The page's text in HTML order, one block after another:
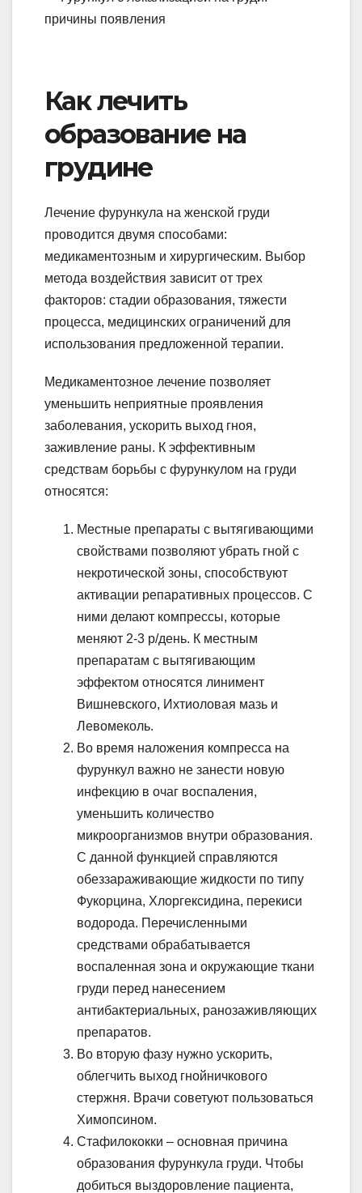
Как лечить
образование на
грудине
Лечение фурункула на женской груди
проводится двумя способами:
медикаментозным и хирургическим. Выбор
метода воздействия зависит от трех
факторов: стадии образования, тяжести
процесса, медицинских ограничений для
использования предложенной терапии.
Медикаментозное лечение позволяет
уменьшить неприятные проявления
заболевания, ускорить выход гноя,
заживление раны. К эффективным
средствам борьбы с фурункулом на груди
относятся:
Местные препараты с вытягивающими
свойствами позволяют убрать гной с
некротической зоны, способствуют
активации репаративных процессов. С
ними делают компрессы, которые
меняют 2-3 р/день. К местным
препаратам с вытягивающим
эффектом относятся линимент
Вишневского, Ихтиоловая мазь и
Левомеколь.
Во время наложения компресса на
фурункул важно не занести новую
инфекцию в очаг воспаления,
уменьшить количество
микроорганизмов внутри образования.
С данной функцией справляются
обеззараживающие жидкости по типу
Фукорцина, Хлоргексидина, перекиси
водорода. Перечисленными
средствами обрабатывается
воспаленная зона и окружающие ткани
груди перед нанесением
антибактериальных, ранозаживляющих
препаратов.
Во вторую фазу нужно ускорить,
облегчить выход гнойничкового
стержня. Врачи советуют пользоваться
Химопсином.
Стафилококки – основная причина
образования фурункула груди. Чтобы
добиться выздоровление пациента,